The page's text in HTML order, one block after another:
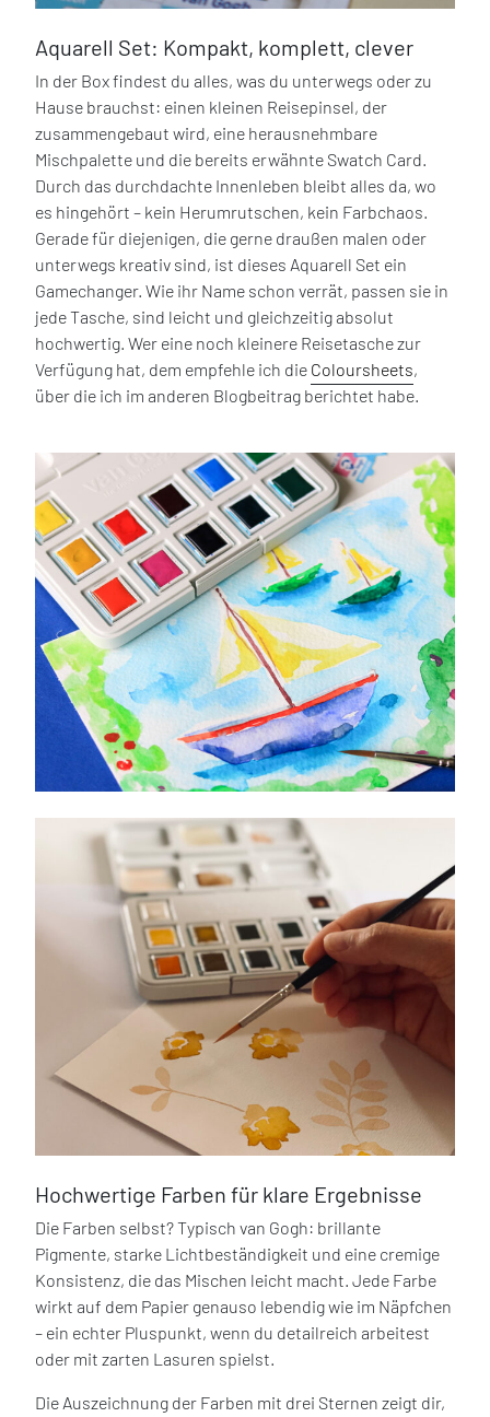
Aquarell Set: Kompakt, komplett, clever
In der Box findest du alles, was du unterwegs oder zu
Hause brauchst: einen kleinen Reisepinsel, der
zusammengebaut wird, eine herausnehmbare
Mischpalette und die bereits erwähnte Swatch Card.
Durch das durchdachte Innenleben bleibt alles da, wo
es hingehört – kein Herumrutschen, kein Farbchaos.
Gerade für diejenigen, die gerne draußen malen oder
unterwegs kreativ sind, ist dieses Aquarell Set ein
Gamechanger. Wie ihr Name schon verrät, passen sie in
jede Tasche, sind leicht und gleichzeitig absolut
hochwertig. Wer eine noch kleinere Reisetasche zur
Verfügung hat, dem empfehle ich die Coloursheets,
über die ich im anderen Blogbeitrag berichtet habe.
Hochwertige Farben für klare Ergebnisse
Die Farben selbst? Typisch van Gogh: brillante
Pigmente, starke Lichtbeständigkeit und eine cremige
Konsistenz, die das Mischen leicht macht. Jede Farbe
wirkt auf dem Papier genauso lebendig wie im Näpfchen
– ein echter Pluspunkt, wenn du detailreich arbeitest
oder mit zarten Lasuren spielst.
Die Auszeichnung der Farben mit drei Sternen zeigt dir,